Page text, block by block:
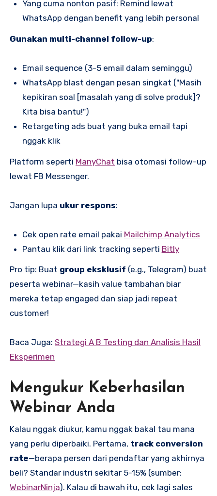
Yang cuma nonton pasif: Remind lewat
WhatsApp dengan benefit yang lebih personal
Gunakan multi-channel follow-up:
Email sequence (3-5 email dalam seminggu)
WhatsApp blast dengan pesan singkat ("Masih
kepikiran soal [masalah yang di solve produk]?
Kita bisa bantu!")
Retargeting ads buat yang buka email tapi
nggak klik
Platform seperti ManyChat bisa otomasi follow-up
lewat FB Messenger.
Jangan lupa ukur respons:
Cek open rate email pakai Mailchimp Analytics
Pantau klik dari link tracking seperti Bitly
Pro tip: Buat group eksklusif (e.g., Telegram) buat
peserta webinar—kasih value tambahan biar
mereka tetap engaged dan siap jadi repeat
customer!
Baca Juga: Strategi A B Testing dan Analisis Hasil
Eksperimen
Mengukur Keberhasilan
Webinar Anda
Kalau nggak diukur, kamu nggak bakal tau mana
yang perlu diperbaiki. Pertama, track conversion
rate—berapa persen dari pendaftar yang akhirnya
beli? Standar industri sekitar 5-15% (sumber:
WebinarNinja). Kalau di bawah itu, cek lagi sales